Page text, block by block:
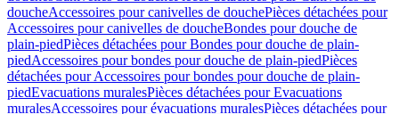
doucheAccessoires pour canivelles de douchePièces détachées pour
Accessoires pour canivelles de doucheBondes pour douche de
plain-piedPièces détachées pour Bondes pour douche de plain-
piedAccessoires pour bondes pour douche de plain-piedPièces
détachées pour Accessoires pour bondes pour douche de plain-
piedEvacuations muralesPièces détachées pour Evacuations
muralesAccessoires pour évacuations muralesPièces détachées pour